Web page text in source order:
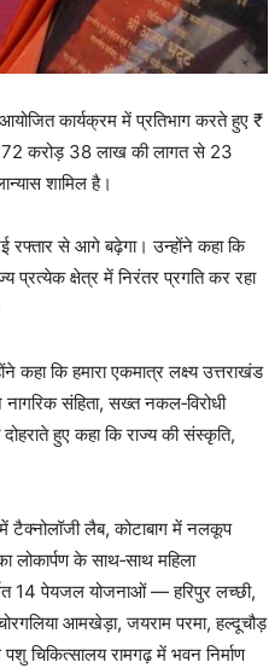
कार्यक्रम में प्रतिभाग करते हुए ₹
72 करोड़ 38 लाख की लागत से 23
शामिल है।
रफ्तार से आगे बढ़ेगा। उन्होंने कहा कि
प्रत्येक क्षेत्र में निरंतर प्रगति कर रहा
कहा कि हमारा एकमात्र लक्ष्य उत्तराखंड
संहिता, सख्त नकल‑विरोधी
हुए कहा कि राज्य की संस्कृति,
टैक्नोलॉजी लैब, कोटाबाग में नलकूप
के साथ‑साथ महिला
14 पेयजल योजनाओं — हरिपुर लच्छी,
आमखेड़ा, जयराम परमा, हल्दूचौड़
चिकित्सालय रामगढ़ में भवन निर्माण